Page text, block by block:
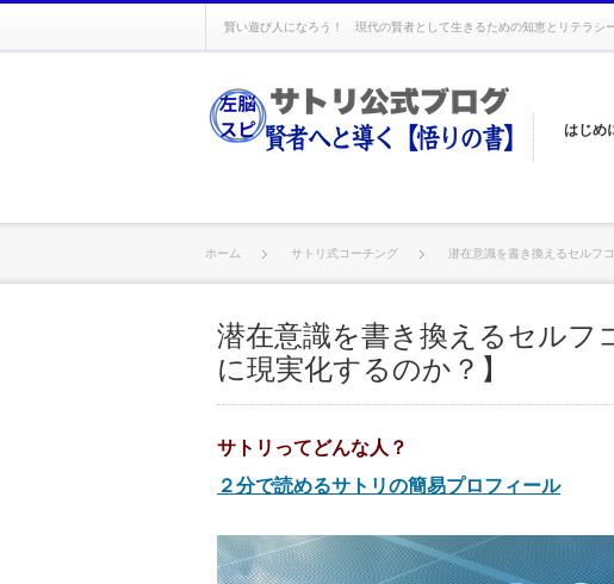
賢い遊び人になろう！ 現代の賢者として生きるための知恵とリテラシ
はじめ
ホーム サトリ式コーチング 潜在意識を書き換えるセルフ
潜在意識を書き換えるセルフ
に現実化するのか？】
サトリってどんな人？
２分で読めるサトリの簡易プロフィール